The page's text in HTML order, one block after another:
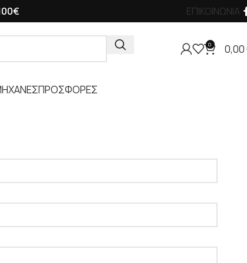
ΕΠΙΚΟΙΝΩΝΙΑ
0 0,00
ΠΡΟΣΦΟΡΕΣ